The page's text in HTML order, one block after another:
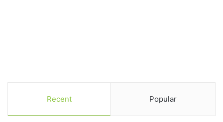
Recent Popular